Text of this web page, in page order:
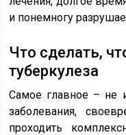
и понемногу
Что сделать,
туберкулеза
Самое главное – не
заболевания,
проходить